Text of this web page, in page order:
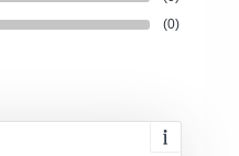
(0)